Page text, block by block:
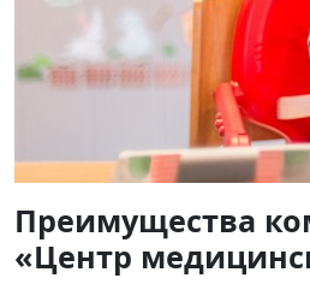
Преимущества
«Центр